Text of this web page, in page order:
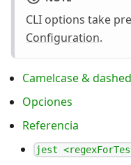
CLI options take
Configuration.
Camelcase &
Opciones
Referencia
jest